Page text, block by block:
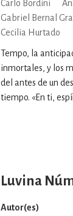
Carlo Bordini
Gabriel Bernal
Cecilia Hurtado
Tempo, la
inmortales, y los
del antes de un
tiempo. «En ti,
Luvina
Autor(es)